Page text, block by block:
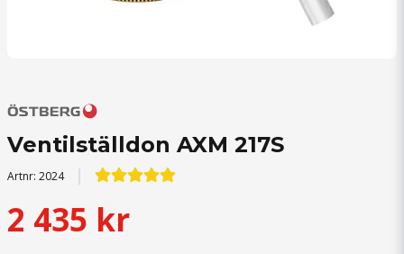
Ventilställdon AXM 217S
Artnr: 2024
2 435 kr